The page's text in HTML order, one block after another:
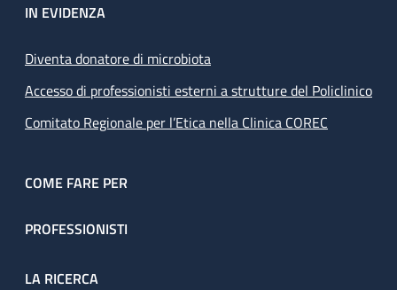
IN EVIDENZA
Diventa donatore di microbiota
Accesso di professionisti esterni a strutture del Policlinico
Comitato Regionale per l’Etica nella Clinica COREC
COME FARE PER
PROFESSIONISTI
LA RICERCA